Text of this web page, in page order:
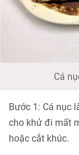
Cá
Bước 1: Cá nục
cho khử đi mất
hoặc cắt khúc.